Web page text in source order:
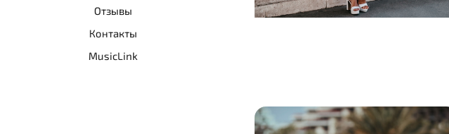
Отзывы
Контакты
MusicLink